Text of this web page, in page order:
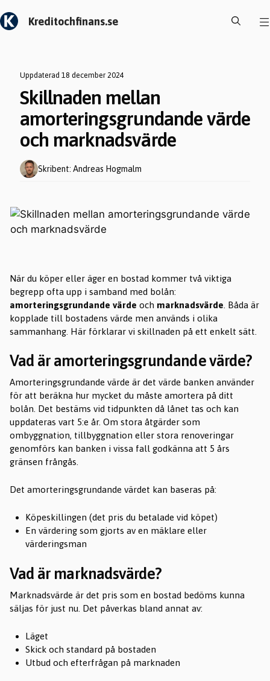
till
Kreditochfinans.se
Uppdaterad 18 december 2024
Skillnaden mellan
amorteringsgrundande värde
och marknadsvärde
Skribent: Andreas Hogmalm
När du köper eller äger en bostad kommer två viktiga
begrepp ofta upp i samband med bolån:
amorteringsgrundande värde och marknadsvärde . Båda är
kopplade till bostadens värde men används i olika
sammanhang. Här förklarar vi skillnaden på ett enkelt sätt.
Vad är amorteringsgrundande värde?
Amorteringsgrundande värde är det värde banken använder
för att beräkna hur mycket du måste amortera på ditt
bolån. Det bestäms vid tidpunkten då lånet tas och kan
uppdateras vart 5:e år. Om stora åtgärder som
ombyggnation, tillbyggnation eller stora renoveringar
genomförs kan banken i vissa fall godkänna att 5 års
gränsen frångås.
Det amorteringsgrundande värdet kan baseras på:
Köpeskillingen (det pris du betalade vid köpet)
En värdering som gjorts av en mäklare eller
värderingsman
Vad är marknadsvärde?
Marknadsvärde är det pris som en bostad bedöms kunna
säljas för just nu. Det påverkas bland annat av:
Läget
Skick och standard på bostaden
Utbud och efterfrågan på marknaden